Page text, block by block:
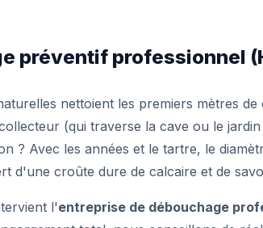
préventif professionnel
nettoient les premiers mètres
(qui traverse la cave ou le
? Avec les années et le tartre, le
d'une croûte dure de calcaire et de
l'entreprise de débouchage